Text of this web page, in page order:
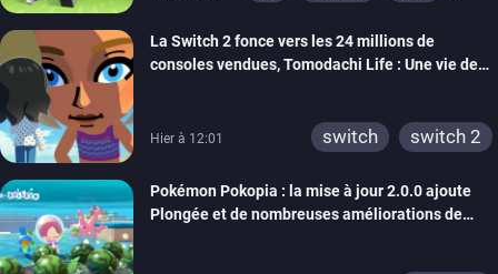
wiiu
3ds
ps3
xbox 360
switch 2
La Switch 2 fonce vers les 24 millions de
consoles vendues, Tomodachi Life : Une vie de
Hier à 12:01 switch switch 2
Pokémon Pokopia : la mise à jour 2.0.0 ajoute
Plongée et de nombreuses améliorations de